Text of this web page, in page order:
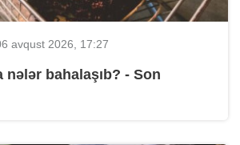
avqust 2026, 17:27
nələr bahalaşıb? - Son